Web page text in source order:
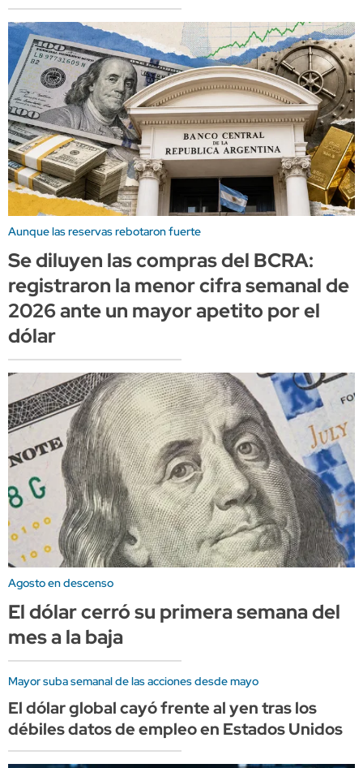
Aunque las reservas rebotaron fuerte
Se diluyen las compras del BCRA:
registraron la menor cifra semanal de
2026 ante un mayor apetito por el
dólar
Agosto en descenso
El dólar cerró su primera semana del
mes a la baja
Mayor suba semanal de las acciones desde mayo
El dólar global cayó frente al yen tras los
débiles datos de empleo en Estados Unidos